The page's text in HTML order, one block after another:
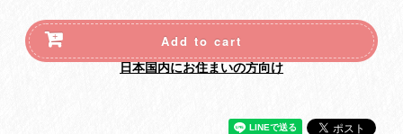
Add to cart
日本国内にお住まいの方向け